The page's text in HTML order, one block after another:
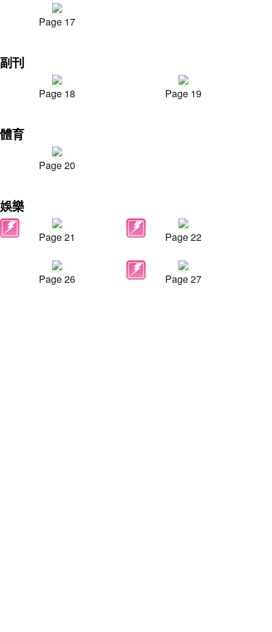
Page 17
副刊
Page 18 Page 19
體育
Page 20
娛樂
Page 21 Page 22
Page 26 Page 27